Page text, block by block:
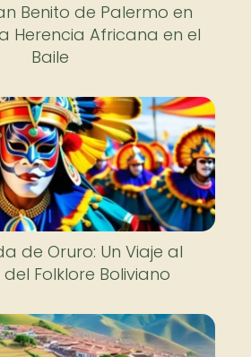
Benito de Palermo en
Herencia Africana en el
Baile
de Oruro: Un Viaje al
Folklore Boliviano